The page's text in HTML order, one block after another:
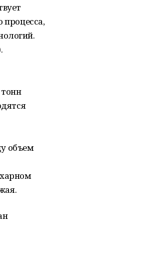
процесса,
объем